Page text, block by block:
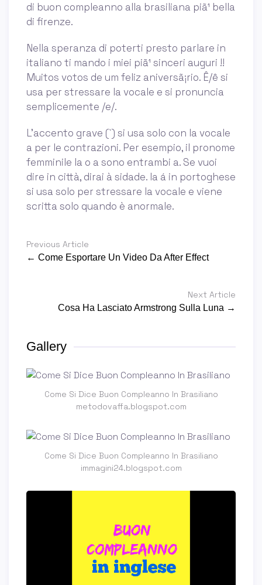
di buon compleanno alla brasiliana piã¹ bella
di firenze.
Nella speranza di poterti presto parlare in
italiano ti mando i miei piã¹ sinceri auguri !!
Muitos votos de um feliz aniversã¡rio. Ê/ê si
usa per stressare la vocale e si pronuncia
semplicemente /e/.
L'accento grave (`) si usa solo con la vocale
a per le contrazioni. Per esempio, il pronome
femminile la o a sono entrambi a. Se vuoi
dire in città, dirai à sidade. la á in portoghese
si usa solo per stressare la vocale e viene
scritta solo quando è anormale.
Previous Article
← Come Esportare Un Video Da After Effect
Next Article
Cosa Ha Lasciato Armstrong Sulla Luna →
Gallery
Come Si Dice Buon Compleanno In Brasiliano
metodovaffa.blogspot.com
Come Si Dice Buon Compleanno In Brasiliano
immagini24.blogspot.com